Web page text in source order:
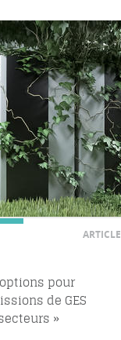
ARTICLE
pour
de GES
»